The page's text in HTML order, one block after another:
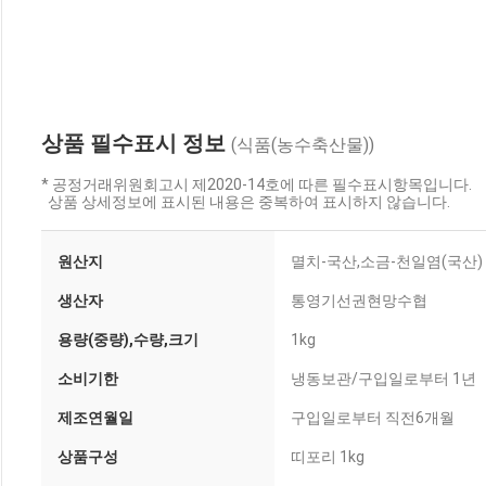
상품 필수표시 정보 (식품(농수축산물))
* 공정거래위원회고시 제2020-14호에 따른 필수표시항목입니다.
상품 상세정보에 표시된 내용은 중복하여 표시하지 않습니다.
원산지 멸치-국산,소금-천일염(국산)
생산자 통영기선권현망수협
용량(중량),수량,크기 1kg
소비기한 냉동보관/구입일로부터 1년
제조연월일 구입일로부터 직전6개월
상품구성 띠포리 1kg